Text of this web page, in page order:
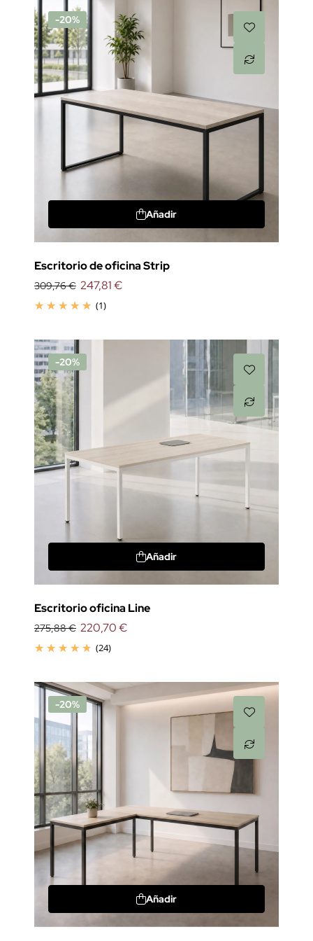
-20%
Añadir
Escritorio de oficina Strip
309,76 €
(1)
247,81 €
-20%
Añadir
Escritorio oficina Line
275,88 €
(24)
220,70 €
-20%
Añadir